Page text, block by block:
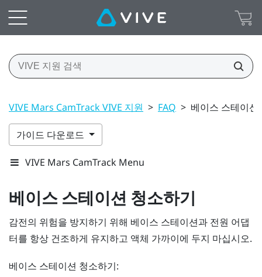
VIVE Mars CamTrack VIVE 지원 > FAQ > 베이스 스테이션
가이드 다운로드
VIVE Mars CamTrack Menu
베이스 스테이션 청소하기
감전의 위험을 방지하기 위해 베이스 스테이션과 전원 어댑
터를 항상 건조하게 유지하고 액체 가까이에 두지 마십시오.
베이스 스테이션 청소하기: